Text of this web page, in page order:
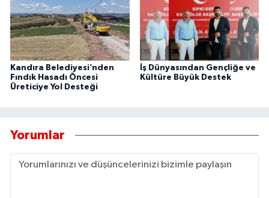
Kandıra Belediyesi’nden
Fındık Hasadı Öncesi
Üreticiye Yol Desteği
İş Dünyasından Gençliğe ve
Kültüre Büyük Destek
Yorumlar